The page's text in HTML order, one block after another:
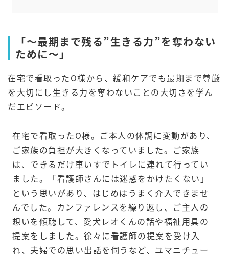
「～最期まで残る”生きる力”を奪わない
ために～」
在宅で看取ったO様から、緩和ケアでも最期まで尊厳
を大切にし生きる力を奪わないことの大切さを学ん
だエピソード。
在宅で看取ったO様。ご本人の体調に変動があり、
ご家族の負担が大きくなっていました。ご家族
は、できるだけ車いすでトイレに連れて行ってい
ました。「看護師さんには迷惑をかけたくない」
という思いがあり、はじめはうまく介入できませ
んでした。カンファレンスを繰り返し、ご主人の
想いを傾聴して、愛犬レオくんの話や福祉用具の
提案をしました。徐々に看護師の提案を受け入
れ、夫婦での思い出話を伺うなど、ユマニチュー